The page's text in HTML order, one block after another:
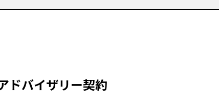
ドバイザリー契約